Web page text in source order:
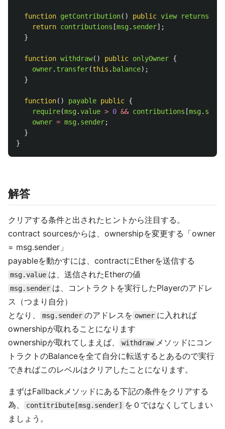
function getContribution() public view returns
return contributions [msg. sender];
}
function withdraw() public onlyOwner {
owner. transfer(this . balance);
}
function() payable public {
require(msg.value > 0 && contributions [msg.
owner = msg. sender;
}
}
解答
クリアする条件と出されたヒントから注目する。
contract sourcesからは、ownershipを変更する「owner
= msg.sender」
payableを動かすには、contractにEtherを送信する
msg.value は、送信されたEtherの値
msg.sender は、コントラクトを実行したPlayerのアドレ
ス（つまり自分）
となり、
msg.sender のアドレスを owner に入れれば
ownershipが取れることになります
ownershipが取れてしまえば、
withdraw メソッドにコン
トラクトのBalanceを全て自分に転送するとあるので実行
できればこのレベルはクリアしたことになります。
まずはFallbackメソッドにある下記の条件をクリアする
為、
contitribute[msg.sender]
を０ではなくしてしまい
ましょう。